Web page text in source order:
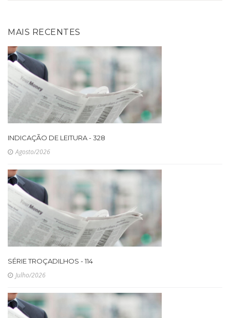
MAIS RECENTES
INDICAÇÃO DE LEITURA - 328
Agosto/2026
SÉRIE TROÇADILHOS - 114
Julho/2026